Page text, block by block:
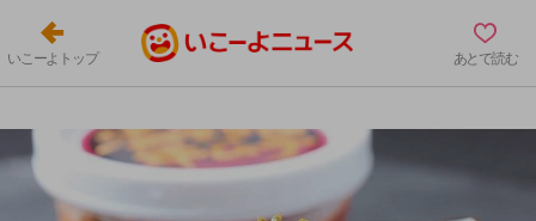
いこーよトップ あとで読む